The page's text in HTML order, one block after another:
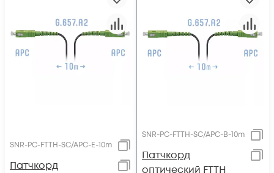
SNR-PC-FTTH-SC/APC-E-10m
Патчкорд
SNR-PC-FTTH-SC/APC-B-10m
Патчкорд
оптический FTTH